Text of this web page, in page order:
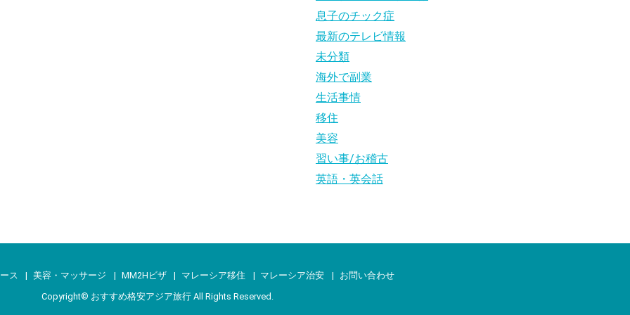
息子のチック症
最新のテレビ情報
未分類
海外で副業
生活事情
移住
美容
習い事/お稽古
英語・英会話
ス 美容・マッサージ MM2Hビザ マレーシア移住 マレーシア治安
お問い合わせ
Copyright© おすすめ格安アジア旅行 All Rights Reserved.